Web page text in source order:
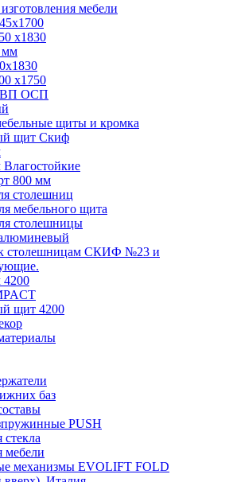
мебели
х1830
х1750
ОСП
щиты и кромка
щит Скиф
800 мм
столешниц
мебельного щита
столешницы
столешницам СКИФ №23 и
4200
щит 4200
баз
PUSH
мебели
механизмы EVOLIFT FOLD